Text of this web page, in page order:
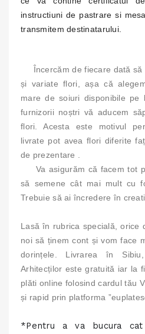
instructiuni de pastrare si
transmitem destinatarului.
Încercăm de fiecare dată
și variate flori, așa că
mare de soiuri disponibile pe
furnizorii noștri vă aducem
flori. Acesta este motivul
livrate pot avea flori diferite
de prezentare .
Va asigurăm că facem tot
să semene cât mai mult cu
Trebuie să ai încredere în
Lasă în rubrica specială, orice
noi să ținem cont și vom face
dorințele. Livrarea în
Arhitecților este gratuită iar la
plăti online folosind cardul tău
și rapid prin platforma
*Pentru a va bucura